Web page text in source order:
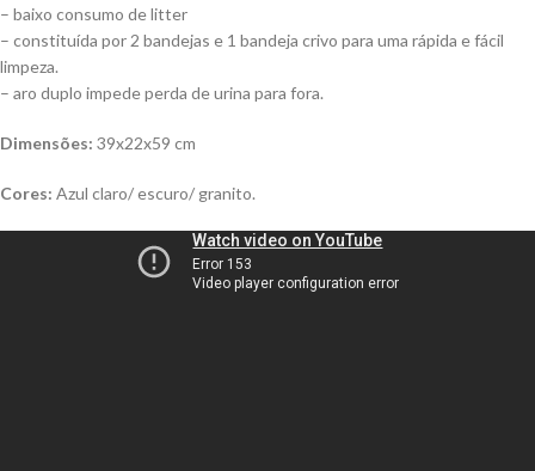
– baixo consumo de litter
– constituída por 2 bandejas e 1 bandeja crivo para uma rápida e fácil
limpeza.
– aro duplo impede perda de urina para fora.
Dimensões: 39x22x59 cm
Cores: Azul claro/ escuro/ granito.